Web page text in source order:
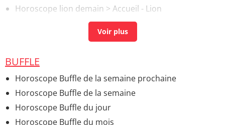
Horoscope lion demain > Accueil - Lion
Horoscope scorpion demain> Accueil - Scorpion
BUFFLE
Horoscope Buffle de la semaine prochaine
Horoscope Buffle de la semaine
Horoscope Buffle du jour
Horoscope Buffle du mois